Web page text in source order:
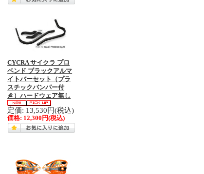
CYCRA サイクラ プロ
ベンド ブラックアルマ
イトバーセット（プラ
スチックバンパー付
き）ハードウェア無し
定価: 13,530円(税込)
価格: 12,300円(税込)